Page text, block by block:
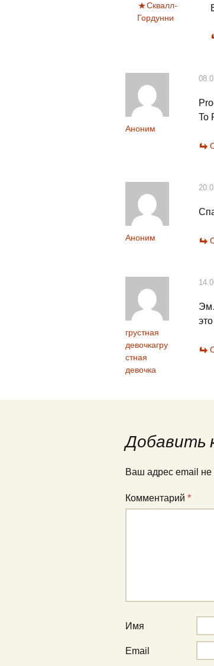
Сквалл-
Гордунни
Аноним
To
Аноним
грустная
девочкагру
стная
девочка
Добавить
Ваш адрес email не
Комментарий *
Имя
Email